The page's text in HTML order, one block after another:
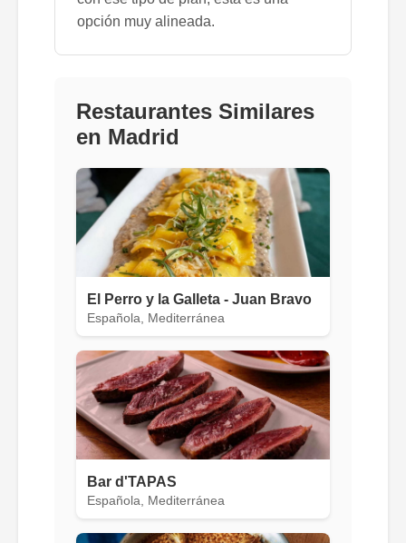
opción muy alineada.
Restaurantes Similares
en Madrid
El Perro y la Galleta - Juan Bravo
Española, Mediterránea
Bar d'TAPAS
Española, Mediterránea